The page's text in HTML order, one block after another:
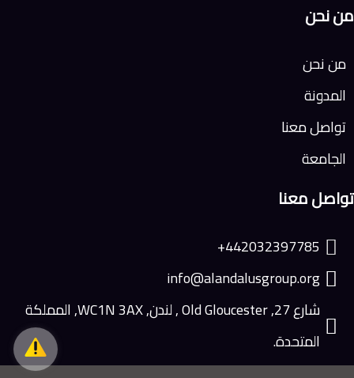
من نحن
من نحن
المدونة
تواصل معنا
الجامعة
تواصل معنا
442032397785+
info@alandalusgroup.org
شارع 27, Old Gloucester , لندن, WC1N 3AX, المملكة
المتحدة.